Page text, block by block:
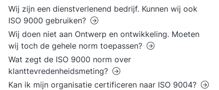
Wij zijn een dienstverlenend bedrijf. Kunnen wij ook
ISO 9000 gebruiken?
Wij doen niet aan Ontwerp en ontwikkeling. Moeten
wij toch de gehele norm toepassen?
Wat zegt de ISO 9000 norm over
klanttevredenheidsmeting?
Kan ik mijn organisatie certificeren naar ISO 9004?